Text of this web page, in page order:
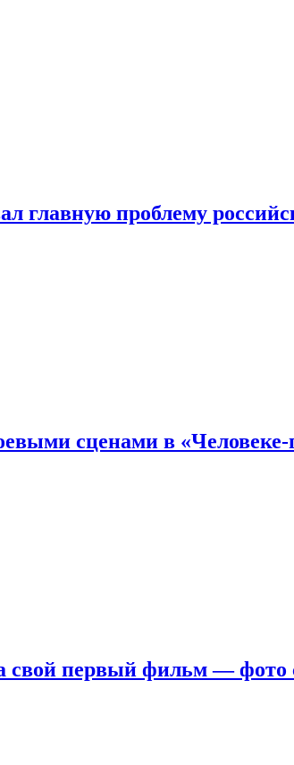
главную проблему
сценами в «Человеке-
свой первый фильм — фото